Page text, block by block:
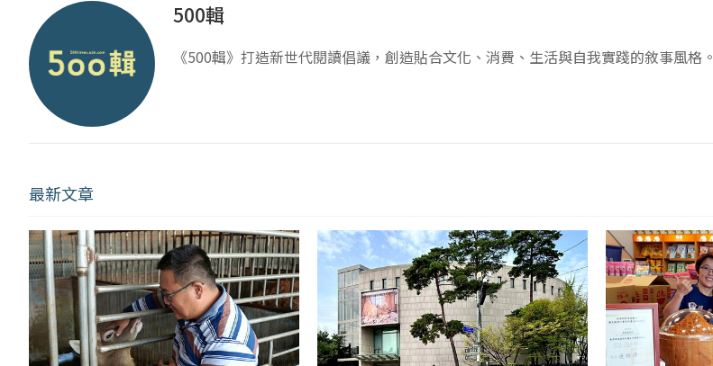
500輯
《500輯》打造新世代閱讀倡議，創造貼合文化、消費、生活與自我實踐的敘事風格。
最新文章